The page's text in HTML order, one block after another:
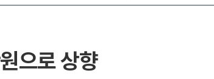
으로 상향